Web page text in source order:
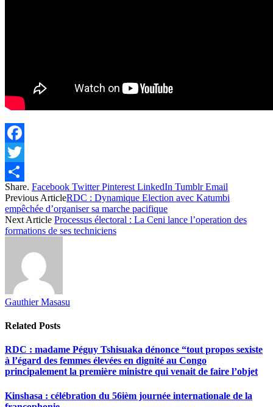
Facebook
Twitter
Share
Share. Facebook Twitter Pinterest LinkedIn Tumblr Email
Previous ArticleRDC : Dynamique Election avec Katumbi
empêchée d’organiser sa marche pacifique
Next Article Processus électoral : La Ceni lance l’operation des
formations de ses techniciens
Gauthier Masasu
Related Posts
RDC : madame Péguy Tshisuaka dénonce “tout propos sexiste
à l’égard des femmes élevées en dignité au Congo
principalement la première ministre qui venait de faire l’objet
Kinshasa : célébration du 56ièm journée internationale de la